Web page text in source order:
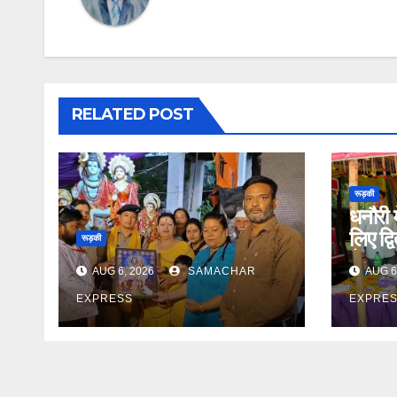
RELATED POST
रूड़की
AUG 6, 2026 SAMACHAR
EXPRESS
रूड़की
लिए
कैंपAUG